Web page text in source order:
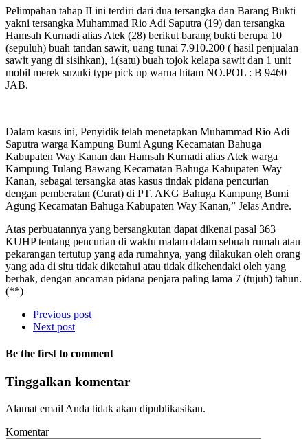
Pelimpahan tahap II ini terdiri dari dua tersangka dan Barang Bukti
yakni tersangka Muhammad Rio Adi Saputra (19) dan tersangka
Hamsah Kurnadi alias Atek (28) berikut barang bukti berupa 10
(sepuluh) buah tandan sawit, uang tunai 7.910.200 ( hasil penjualan
sawit yang di sisihkan), 1(satu) buah tojok kelapa sawit dan 1 unit
mobil merek suzuki type pick up warna hitam NO.POL : B 9460
JAB.
Dalam kasus ini, Penyidik telah menetapkan Muhammad Rio Adi
Saputra warga Kampung Bumi Agung Kecamatan Bahuga
Kabupaten Way Kanan dan Hamsah Kurnadi alias Atek warga
Kampung Tulang Bawang Kecamatan Bahuga Kabupaten Way
Kanan, sebagai tersangka atas kasus tindak pidana pencurian
dengan pemberatan (Curat) di PT. AKG Bahuga Kampung Bumi
Agung Kecamatan Bahuga Kabupaten Way Kanan,” Jelas Andre.
Atas perbuatannya yang bersangkutan dapat dikenai pasal 363
KUHP tentang pencurian di waktu malam dalam sebuah rumah atau
pekarangan tertutup yang ada rumahnya, yang dilakukan oleh orang
yang ada di situ tidak diketahui atau tidak dikehendaki oleh yang
berhak, dengan ancaman pidana penjara paling lama 7 (tujuh) tahun.
(**)
Previous post
Next post
Be the first to comment
Tinggalkan komentar
Alamat email Anda tidak akan dipublikasikan.
Komentar